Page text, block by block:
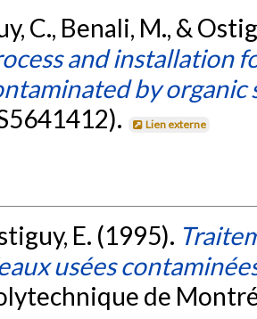
C., Benali, M., &
and installation
by organic
Lien externe
E. (1995).
usées
de